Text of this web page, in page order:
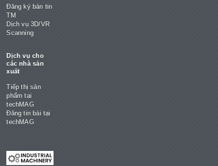
Đăng ký bản tin
TM
Dịch vụ 3D/VR
Scanning
Dịch vụ cho
các nhà sản
xuất
Tiếp thị sản
phẩm tại
techMAG
Đăng tin bài tại
techMAG